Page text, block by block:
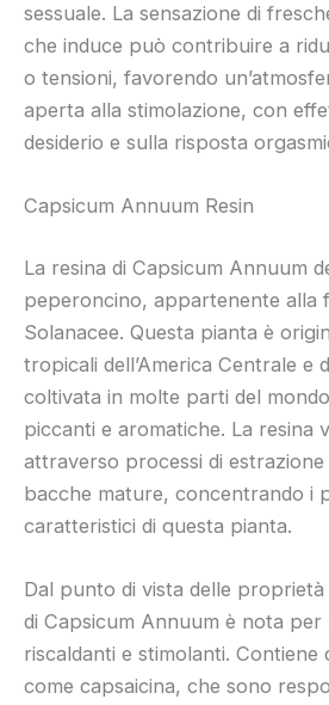
sessuale. La sensazione di
che induce può contribuire a
o tensioni, favorendo
aperta alla stimolazione, con
desiderio e sulla risposta
Capsicum Annuum Resin
La resina di Capsicum Annuum
peperoncino, appartenente alla
Solanacee. Questa pianta è
tropicali dell’America Centrale e
coltivata in molte parti del
piccanti e aromatiche. La resina
attraverso processi di
bacche mature, concentrando i
caratteristici di questa pianta.
Dal punto di vista delle
di Capsicum Annuum è nota per
riscaldanti e stimolanti. Contiene
come capsaicina, che sono